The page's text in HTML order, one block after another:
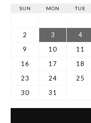
SUN MON TUE
2
3 4
9
10 11
16
17 18
23
24 25
30
31